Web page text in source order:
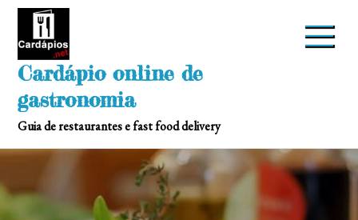
Skip
Cardápio online de
gastronomia
Guia de restaurantes e fast food delivery